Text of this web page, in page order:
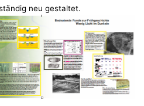
neu gestaltet.